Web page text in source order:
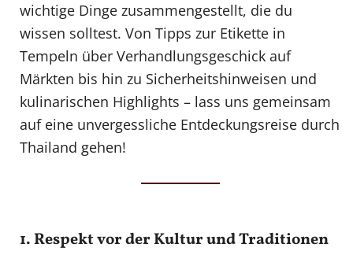
wichtige Dinge zusammengestellt, die du
wissen solltest. Von Tipps zur Etikette in
Tempeln über Verhandlungsgeschick auf
Märkten bis hin zu Sicherheitshinweisen und
kulinarischen Highlights – lass uns gemeinsam
auf eine unvergessliche Entdeckungsreise durch
Thailand gehen!
1. Respekt vor der Kultur und Traditionen